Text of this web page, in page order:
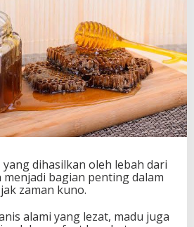
yang dihasilkan oleh lebah dari
bagian penting dalam
zaman kuno.
alami yang lezat, madu juga